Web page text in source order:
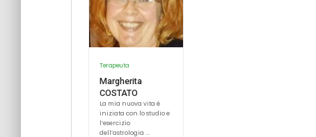
Terapeuta
Margherita
COSTATO
La mia nuova vita è
iniziata con lo studio e
l’esercizio
dell’astrologia ...